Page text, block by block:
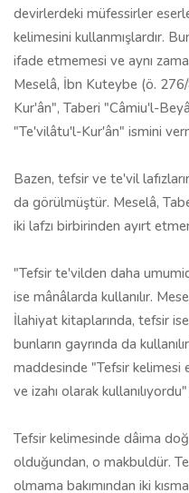
devirlerdeki müfessirler
kelimesini kullanmışlardır.
ifade etmemesi ve aynı
Meselâ, İbn Kuteybe (ö.
Kur'ân", Taberi "Câmiu'l-
"Te'vilâtu'l-Kur'ân" ismini
Bazen, tefsir ve te'vil
da gö­rülmüştür. Meselâ,
iki lafzı birbirinden ayırt
"Tefsir te'vilden daha
ise mânâlarda kullanılır.
İlahiyat kitaplarında, tefsir
bunların gayrında da
maddesinde "Tefsir kelimesi
ve izahı olarak
Tefsir kelimesinde dâima
olduğundan, o mak­buldür.
olmama bakımından iki